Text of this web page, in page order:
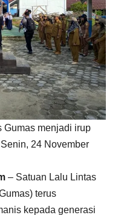
Gumas menjadi irup
24 November
– Satuan Lalu Lintas
terus
kepada generasi